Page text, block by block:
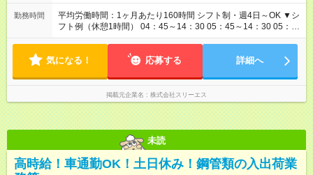
勤務時間
平均労働時間：1ヶ月あたり160時間 シフト制・週4日～OK ▼シ
フト例（休憩1時間） 04：45～14：30 05：45～14：30 05：
45～17：30 09：15～17：30 13：15～22：00 13：15～23：
レギュラー等により残業の可能性あり 平均労働時間：1ヶ月あた
04：45～14：30 05：45～14：30 05：45～17：30 09：15～
17：30 13：15～22：00 13：15～23：30 14：15～23：00
14：15～23：30 ※勤務時間の相談可 ※イレギュラー等により残
気になる！ 応募する 詳細へ
掲載元企業名 株式会社スリーエス
未読
高時給！車通勤OK！土日休み！鋼管類の入出荷業